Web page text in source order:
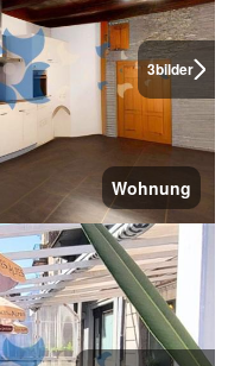
3bilder
Wohnung